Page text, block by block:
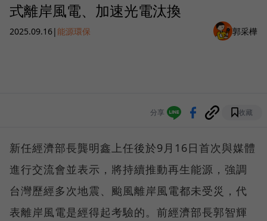
式離岸風電、加速光電汰換
2025.09.16|能源環保 郭采樺
分享 收藏
新任經濟部長龔明鑫上任後於9月16日首次與媒體
進行交流會並表示，將持續推動再生能源，強調
台灣歷經多次地震、颱風離岸風電都未受災，代
表離岸風電是經得起考驗的。前經濟部長郭智輝